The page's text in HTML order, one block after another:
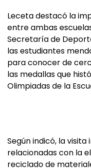
Leceta destacó la
entre ambas
Secretaría de
las estudiantes
para conocer de
las medallas que
Olimpiadas de la
Según indicó, la
relacionadas con la
reciclado de